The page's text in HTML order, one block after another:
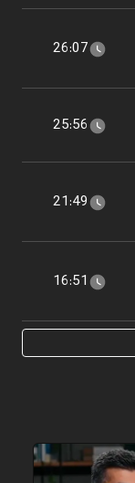
26:07
25:56
21:49
16:51